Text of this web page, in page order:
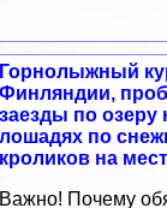
Горнолыжный
Финляндии,
заезды по озеру
лошадях по
кроликов на
Важно! Почему